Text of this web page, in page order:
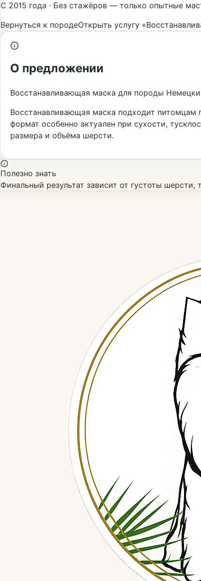
С 2015 года · Без стажёров — только опытные
Вернуться к породеОткрыть услугу
О предложении
Восстанавливающая маска для породы
Восстанавливающая маска подходит
формат особенно актуален при сухости,
размера и объёма шерсти.
Полезно знать
Финальный результат зависит от густоты